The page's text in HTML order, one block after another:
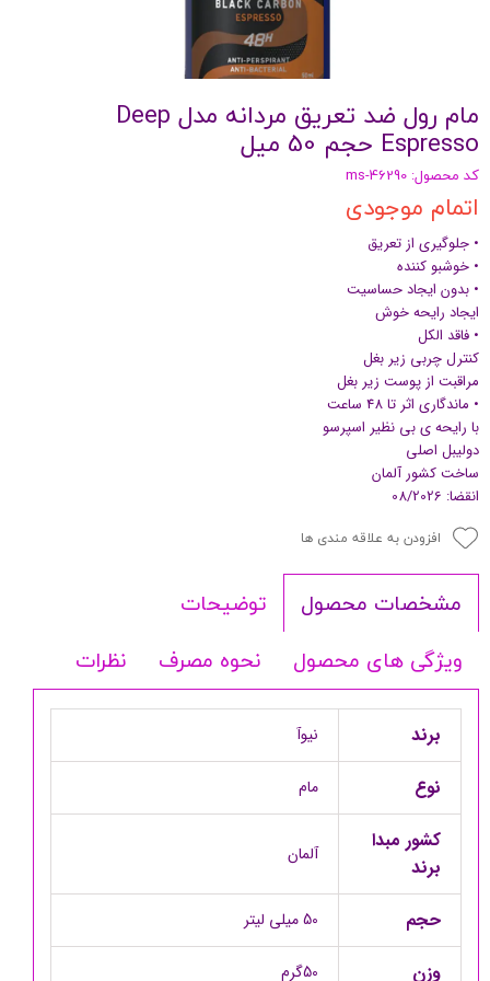
مام رول ضد تعریق مردانه مدل Deep
Espresso حجم 50 میل
کد محصول: ms-46290
اتمام موجودی
• جلوگیری از تعریق
• خوشبو کننده
• بدون ایجاد حساسیت
ایجاد رایحه خوش
• فاقد الکل
کنترل چربی زیر بغل
مراقبت از پوست زیر بغل
• ماندگاری اثر تا 48 ساعت
با رایحه ی بی نظیر اسپرسو
دولیبل اصلی
ساخت کشور آلمان
انقضا: 08/2026
افزودن به علاقه مندی ها
مشخصات محصول
توضیحات
ویژگی های محصول
نحوه مصرف نظرات
برند نیوآ
نوع مام
کشور مبدا
برند
آلمان
حجم 50 میلی لیتر
وزن 50گرم